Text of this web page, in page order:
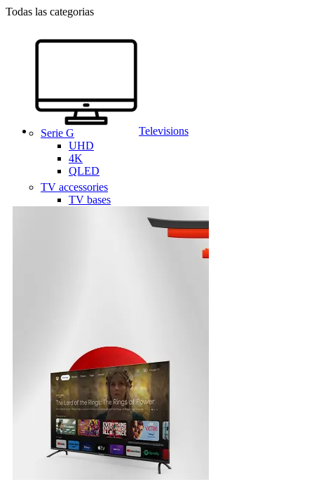
Todas las categorias
Televisions
Serie G
UHD
4K
QLED
TV accessories
TV bases